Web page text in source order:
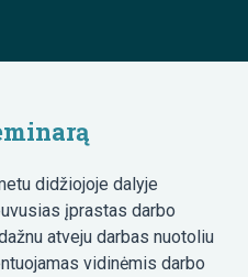
didžiojoje dalyje
įprastas darbo
atveju darbas nuotoliu
vidinėmis darbo